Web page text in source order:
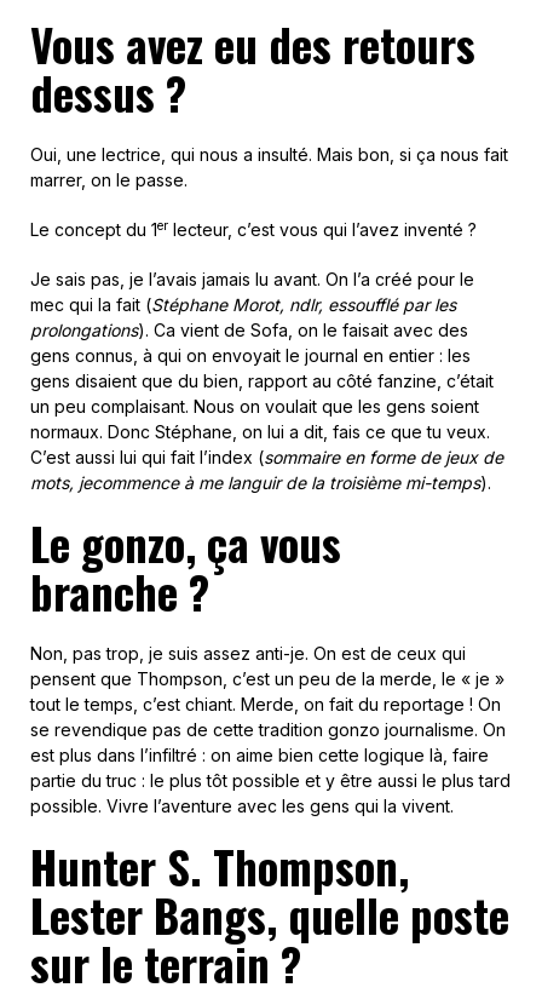
Vous avez eu des retours
dessus ?
Oui, une lectrice, qui nous a insulté. Mais bon, si ça nous fait
marrer, on le passe.
Le concept du 1er lecteur, c’est vous qui l’avez inventé ?
Je sais pas, je l’avais jamais lu avant. On l’a créé pour le
mec qui la fait (Stéphane Morot, ndlr, essoufflé par les
prolongations). Ca vient de Sofa, on le faisait avec des
gens connus, à qui on envoyait le journal en entier : les
gens disaient que du bien, rapport au côté fanzine, c’était
un peu complaisant. Nous on voulait que les gens soient
normaux. Donc Stéphane, on lui a dit, fais ce que tu veux.
C’est aussi lui qui fait l’index (sommaire en forme de jeux de
mots, jecommence à me languir de la troisième mi-temps).
Le gonzo, ça vous
branche ?
Non, pas trop, je suis assez anti-je. On est de ceux qui
pensent que Thompson, c’est un peu de la merde, le « je »
tout le temps, c’est chiant. Merde, on fait du reportage ! On
se revendique pas de cette tradition gonzo journalisme. On
est plus dans l’infiltré : on aime bien cette logique là, faire
partie du truc : le plus tôt possible et y être aussi le plus tard
possible. Vivre l’aventure avec les gens qui la vivent.
Hunter S. Thompson,
Lester Bangs, quelle poste
sur le terrain ?